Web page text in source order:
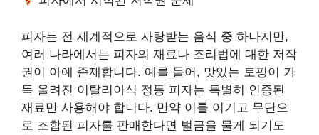
피자는 전 세계적으로 사랑받는 음식 중 하나지만,
여러 나라에서는 피자의 재료나 조리법에 대한 저작
권이 아예 존재합니다. 예를 들어, 맛있는 토핑이 가
득 올려진 이탈리아식 정통 피자는 특별히 인증된
재료만 사용해야 합니다. 만약 이를 어기고 무단으
로 조합된 피자를 판매한다면 벌금을 물게 되기도